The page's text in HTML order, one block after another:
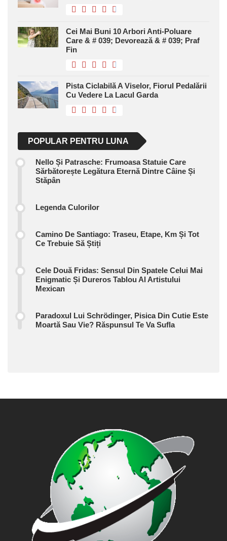
Cei Mai Buni 10 Arbori Anti-Poluare
Care & # 039; Devorează & # 039; Praf
Fin
Pista Ciclabilă A Viselor, Fiorul Pedalării
Cu Vedere La Lacul Garda
POPULAR PENTRU LUNA
Nello Și Patrasche: Frumoasa Statuie Care
Sărbătorește Legătura Eternă Dintre Câine Și
Stăpân
Legenda Culorilor
Camino De Santiago: Traseu, Etape, Km Și Tot
Ce Trebuie Să Știți
Cele Două Fridas: Sensul Din Spatele Celui Mai
Enigmatic Și Dureros Tablou Al Artistului
Mexican
Paradoxul Lui Schrödinger, Pisica Din Cutie Este
Moartă Sau Vie? Răspunsul Te Va Sufla